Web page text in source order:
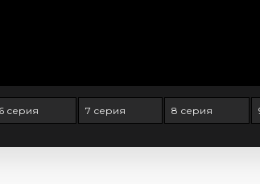
6 серия 7 серия 8 серия